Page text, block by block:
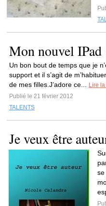
Mon nouvel IPad
Un bon bout de temps que je
support et il s’agit de
de mes filles.J’adore ce...
Lire
Publié le 21 février 2012
TALENTS
Je veux être
se